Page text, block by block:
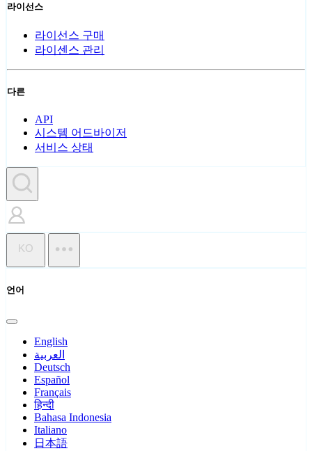
라이선스
라이선스 구매
라이센스 관리
다른
API
시스템 어드바이저
서비스 상태
KO
언어
English
العربية
Deutsch
Español
Français
हिन्दी
Bahasa Indonesia
Italiano
日本語